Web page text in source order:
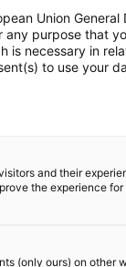
01-30) und
finden Sie
Union General
any purpose that
is necessary in
to use your
and their
the experience for
(only ours) on other